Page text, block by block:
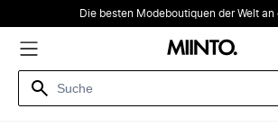
Die besten Modeboutiquen der Welt an